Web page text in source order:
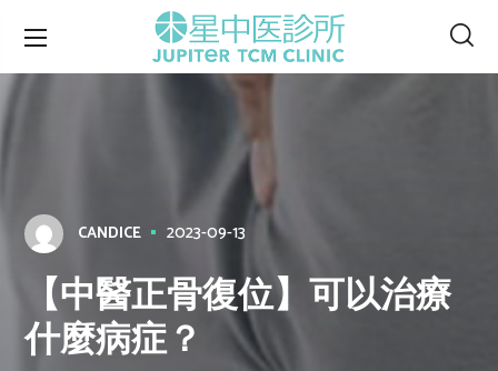
CANDICE 2023-09-13
【中醫正骨復位】可以治療
什麼病症？